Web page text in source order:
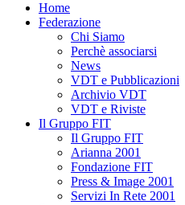
Home
Federazione
Chi Siamo
Perchè associarsi
News
VDT e Pubblicazioni
Archivio VDT
VDT e Riviste
Il Gruppo FIT
Il Gruppo FIT
Arianna 2001
Fondazione FIT
Press & Image 2001
Servizi In Rete 2001